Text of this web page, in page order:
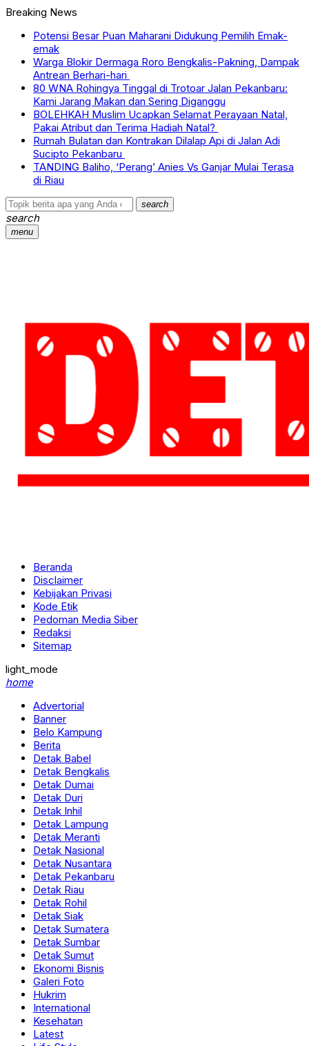
Breaking News
Potensi Besar Puan Maharani Didukung Pemilih Emak-
emak
Warga Blokir Dermaga Roro Bengkalis-Pakning, Dampak
Antrean Berhari-hari
80 WNA Rohingya Tinggal di Trotoar Jalan Pekanbaru:
Kami Jarang Makan dan Sering Diganggu
BOLEHKAH Muslim Ucapkan Selamat Perayaan Natal,
Pakai Atribut dan Terima Hadiah Natal?
Rumah Bulatan dan Kontrakan Dilalap Api di Jalan Adi
Sucipto Pekanbaru
TANDING Baliho, ‘Perang’ Anies Vs Ganjar Mulai Terasa
di Riau
search
search
menu
Beranda
Disclaimer
Kebijakan Privasi
Kode Etik
Pedoman Media Siber
Redaksi
Sitemap
light_mode
home
Advertorial
Banner
Belo Kampung
Berita
Detak Babel
Detak Bengkalis
Detak Dumai
Detak Duri
Detak Inhil
Detak Lampung
Detak Meranti
Detak Nasional
Detak Nusantara
Detak Pekanbaru
Detak Riau
Detak Rohil
Detak Siak
Detak Sumatera
Detak Sumbar
Detak Sumut
Ekonomi Bisnis
Galeri Foto
Hukrim
International
Kesehatan
Latest